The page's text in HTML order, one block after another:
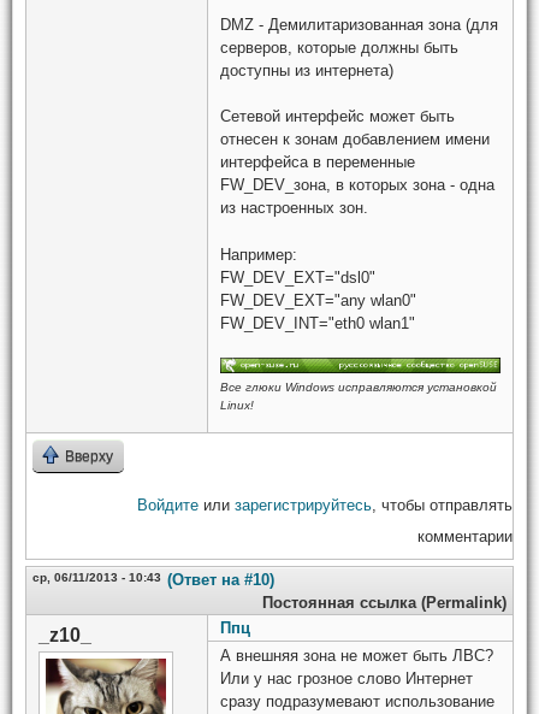
DMZ - Демилитаризованная зона (для
серверов, которые должны быть
доступны из интернета)
Сетевой интерфейс может быть
отнесен к зонам добавлением имени
интерфейса в переменные
FW_DEV_зона, в которых зона - одна
из настроенных зон.
Например:
FW_DEV_EXT="dsl0"
FW_DEV_EXT="any wlan0"
FW_DEV_INT="eth0 wlan1"
Все глюки Windows исправляются установкой
Linux!
Вверху
Войдите или зарегистрируйтесь, чтобы отправлять
комментарии
ср, 06/11/2013 - 10:43 (Ответ на #10)
Постоянная ссылка (Permalink)
_z10_
Ппц
А внешняя зона не может быть ЛВС?
Или у нас грозное слово Интернет
сразу подразумевают использование